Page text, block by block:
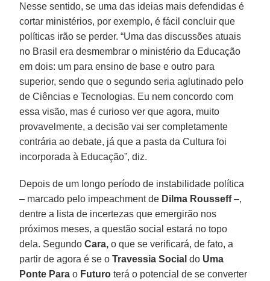
Nesse sentido, se uma das ideias mais defendidas é
cortar ministérios, por exemplo, é fácil concluir que
políticas irão se perder. “Uma das discussões atuais
no Brasil era desmembrar o ministério da Educação
em dois: um para ensino de base e outro para
superior, sendo que o segundo seria aglutinado pelo
de Ciências e Tecnologias. Eu nem concordo com
essa visão, mas é curioso ver que agora, muito
provavelmente, a decisão vai ser completamente
contrária ao debate, já que a pasta da Cultura foi
incorporada à Educação”, diz.
Depois de um longo período de instabilidade política
– marcado pelo impeachment de Dilma Rousseff–,
dentre a lista de incertezas que emergirão nos
próximos meses, a questão social estará no topo
dela. SegundoCara, o que se verificará, de fato, a
partir de agora é se oTravessia Social do Uma
Ponte Para o Futuro terá o potencial de se converter